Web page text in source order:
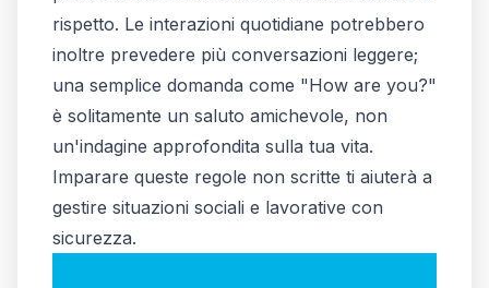
rispetto. Le interazioni quotidiane potrebbero
inoltre prevedere più conversazioni leggere;
una semplice domanda come "How are you?"
è solitamente un saluto amichevole, non
un'indagine approfondita sulla tua vita.
Imparare queste regole non scritte ti aiuterà a
gestire situazioni sociali e lavorative con
sicurezza.